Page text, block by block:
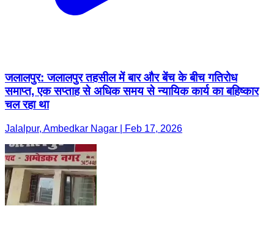
जलालपुर: जलालपुर तहसील में बार और बेंच के बीच गतिरोध
समाप्त, एक सप्ताह से अधिक समय से न्यायिक कार्य का बहिष्कार
चल रहा था
Jalalpur, Ambedkar Nagar | Feb 17, 2026